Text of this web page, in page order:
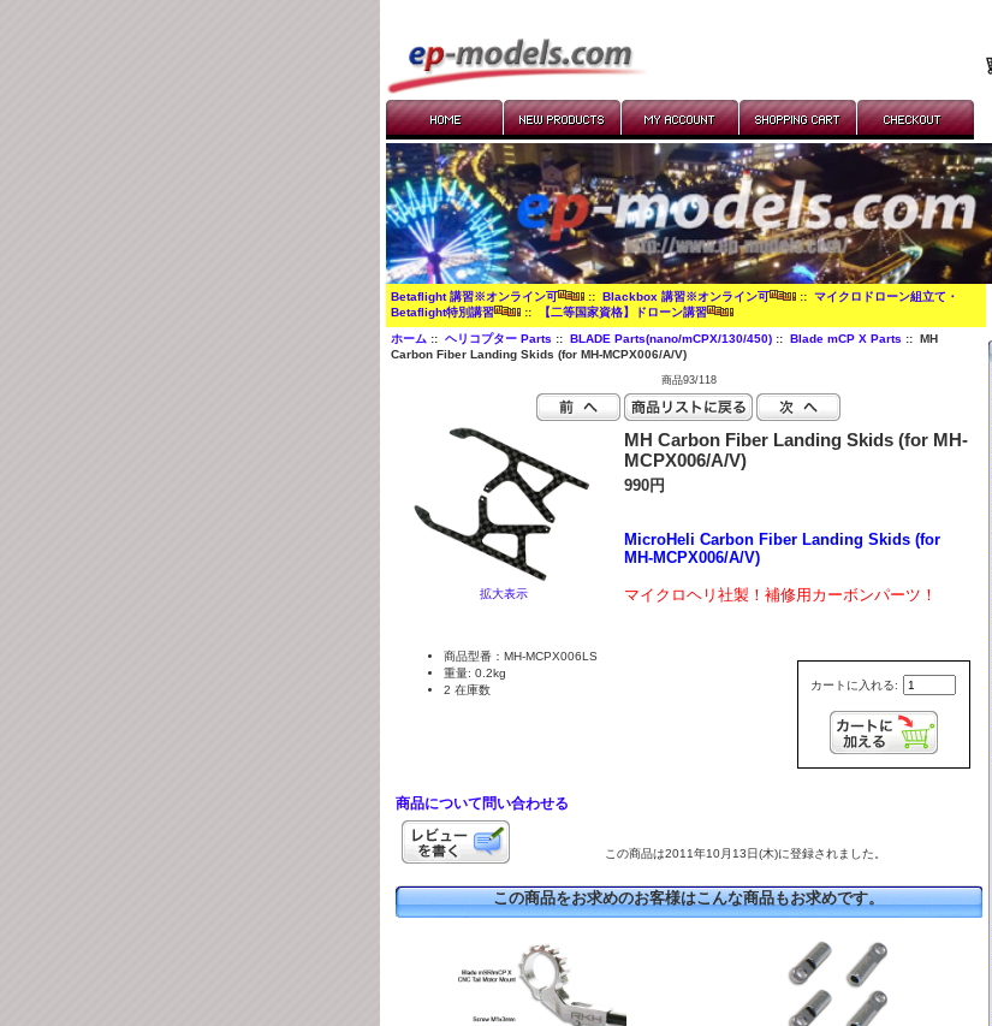
Betaflight 講習※オンライン可 ::Blackbox 講習※オンライン可 ::マイクロドローン組立て・
Betaflight特別講習
:: 【二等国家資格】ドローン講習
ホーム ::ヘリコプター Parts ::BLADE Parts(nano/mCPX/130/450) ::Blade mCP X Parts :: MH
Carbon Fiber Landing Skids (for MH-MCPX006/A/V)
商品93/118
拡大表示
MH Carbon Fiber Landing Skids (for MH-
MCPX006/A/V)
990円
MicroHeli Carbon Fiber Landing Skids (for
MH-MCPX006/A/V)
マイクロヘリ社製！補修用カーボンパーツ！
カートに入れる:
商品型番：MH-MCPX006LS
重量: 0.2kg
2 在庫数
商品について問い合わせる
この商品は2011年10月13日(木)に登録されました。
この商品をお求めのお客様はこんな商品もお求めです。